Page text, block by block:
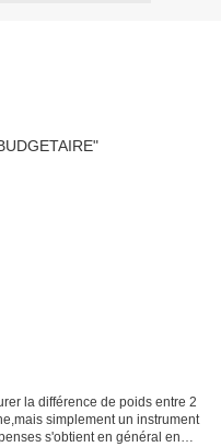
la différence de poids entre 2
simplement un instrument
s'obtient en général en